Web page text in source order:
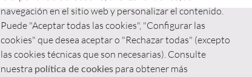
navegación en el sitio web y personalizar el contenido.
Puede "Aceptar todas las cookies", "Configurar las
cookies" que desea aceptar o "Rechazar todas" (excepto
las cookies técnicas que son necesarias). Consulte
nuestra política de cookies para obtener más